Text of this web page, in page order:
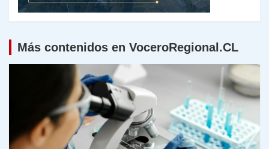
Más contenidos en VoceroRegional.CL